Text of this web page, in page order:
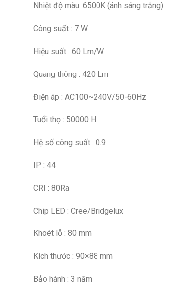
Nhiệt độ màu: 6500K (ánh sáng trắng)
Công suất : 7 W
Hiệu suất : 60 Lm/W
Quang thông : 420 Lm
Điện áp : AC100~240V/50-60Hz
Tuổi thọ : 50000 H
Hệ số công suất : 0.9
IP : 44
CRI : 80Ra
Chip LED : Cree/Bridgelux
Khoét lỗ : 80 mm
Kích thước : 90×88 mm
Bảo hành : 3 năm